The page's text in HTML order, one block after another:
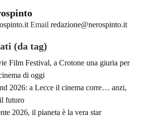
Email redazione@nerospinto.it
(da tag)
Film Festival, a Crotone una giuria per
di oggi
2026: a Lecce il cinema corre… anzi,
futuro
2026, il pianeta è la vera star